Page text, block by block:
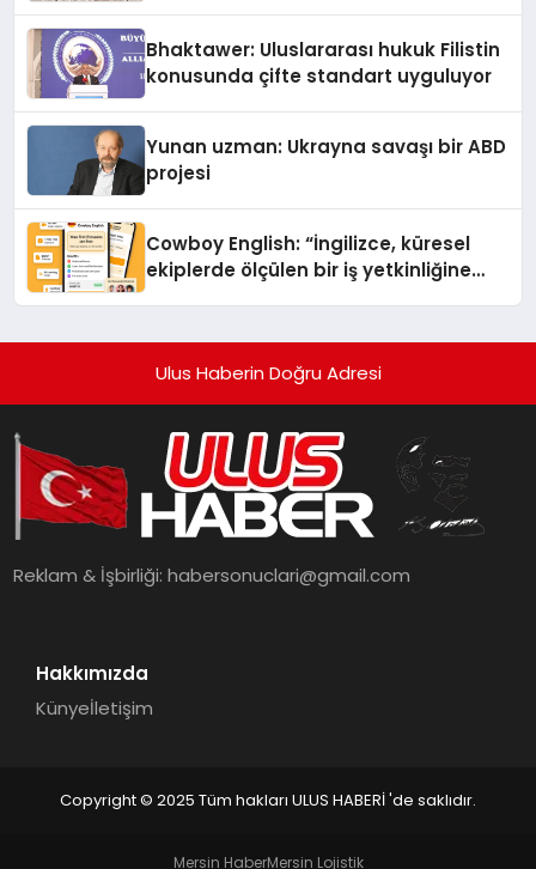
Bhaktawer: Uluslararası hukuk Filistin
konusunda çifte standart uyguluyor
Yunan uzman: Ukrayna savaşı bir ABD
projesi
Cowboy English: “İngilizce, küresel
ekiplerde ölçülen bir iş yetkinliğine
Ulus Haberin Doğru Adresi
Reklam & İşbirliği:habersonuclari@gmail.com
Hakkımızda
Künyeİletişim
Copyright © 2025 Tüm hakları ULUS HABERİ 'de saklıdır.
Mersin HaberMersin Lojistik